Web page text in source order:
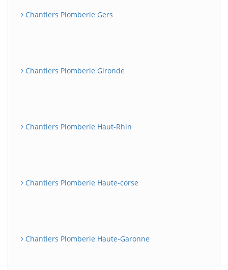
Chantiers Plomberie Gers
Chantiers Plomberie Gironde
Chantiers Plomberie Haut-Rhin
Chantiers Plomberie Haute-corse
Chantiers Plomberie Haute-Garonne